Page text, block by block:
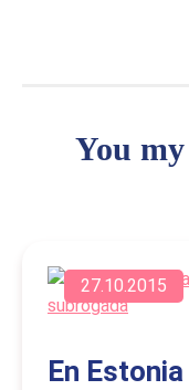
You
27.10.2015
En